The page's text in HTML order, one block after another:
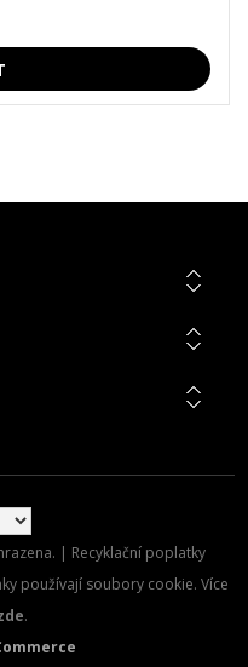
| Recyklační poplatky
používají soubory cookie. Více
.